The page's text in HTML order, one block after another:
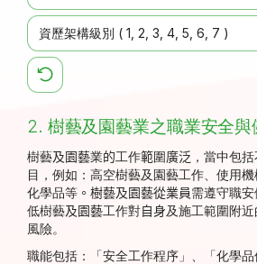
資歷架構級別 ( 1 2 3 4 5 6 7 )
2. 樹藝及園藝業之職業安全與
樹藝及園藝業的工作範圍廣泛 ，當中包
目，例如：高空樹藝及園藝工作、使用
化學品等 。樹藝及園藝從業員需遵守職
低樹藝及園藝工作對自身及施工範圍附
風險。
職能包括：「安全工作程序」、「化學品